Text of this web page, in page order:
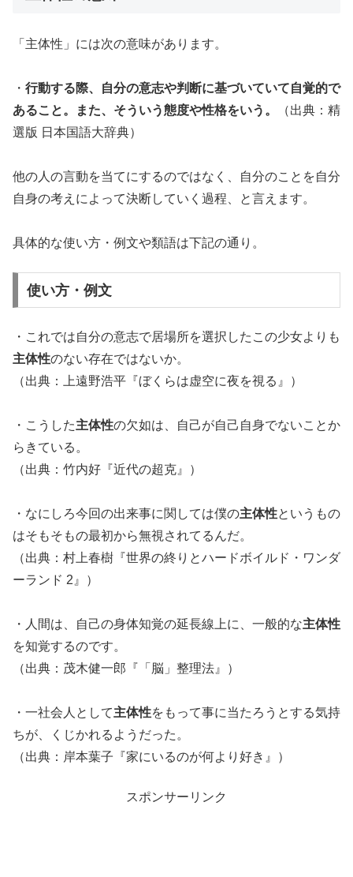
「主体性」には次の意味があります。
・ 行動する際、自分の意志や判断に基づいていて自覚的で
あること。また、そういう態度や性格をいう。
（出典：精
選版 日本国語大辞典）
他の人の言動を当てにするのではなく、自分のことを自分
自身の考えによって決断していく過程、と言えます。
具体的な使い方・例文や類語は下記の通り。
使い方・例文
・これでは自分の意志で居場所を選択したこの少女よりも
主体性のない存在ではないか。
（出典：上遠野浩平『ぼくらは虚空に夜を視る』）
・こうした主体性の欠如は、自己が自己自身でないことか
らきている。
（出典：竹内好『近代の超克』）
・なにしろ今回の出来事に関しては僕の主体性というもの
はそもそもの最初から無視されてるんだ。
（出典：村上春樹『世界の終りとハードボイルド・ワンダ
ーランド 2』）
・人間は、自己の身体知覚の延長線上に、一般的な主体性
を知覚するのです。
（出典：茂木健一郎『「脳」整理法』）
・一社会人として主体性をもって事に当たろうとする気持
ちが、くじかれるようだった。
（出典：岸本葉子『家にいるのが何より好き』）
スポンサーリンク